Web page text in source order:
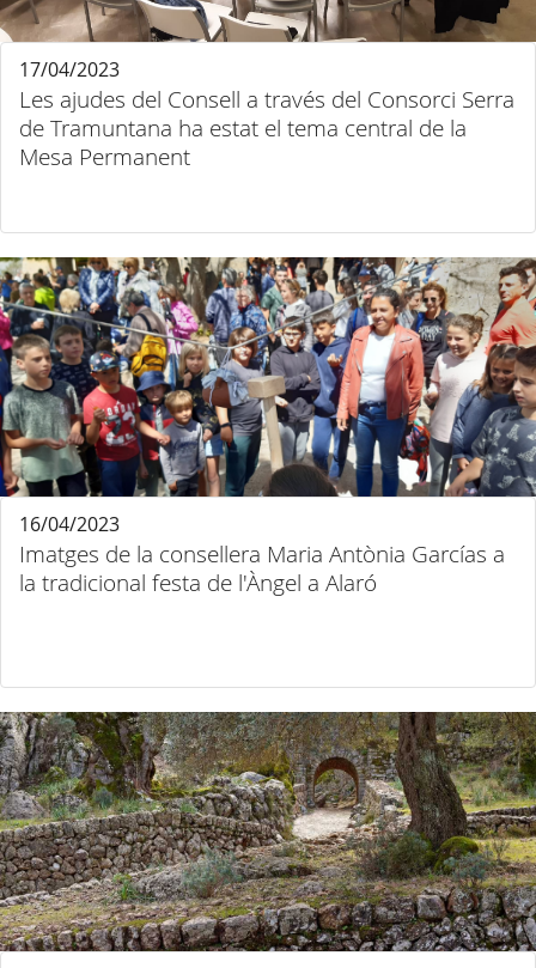
Les ajudes del Consell a través del Consorci Serra
de Tramuntana ha estat el tema central de la
Mesa Permanent
17/04/2023
Imatges de la consellera Maria Antònia Garcías a
la tradicional festa de l'Àngel a Alaró
16/04/2023